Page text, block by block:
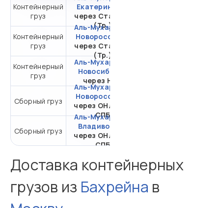
Контейнерный
груз
Екатеринбург
через Стамбул
(Тр.)
Контейнерный
груз
Аль-Мухаррак -
Новороссийск
через Стамбул
(Тр.)
Контейнерный
груз
Аль-Мухаррак -
Новосибирск
через НЛЭ
Сборный груз
Аль-Мухаррак -
Новороссийск
через ОНЛ-ЗНК
СПБ
Сборный груз
Аль-Мухаррак -
Владивосток
через ОНЛ-ЗНК
СПБ
Доставка контейнерных
грузов из Бахрейна в